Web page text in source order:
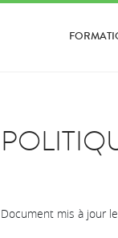
Document mis à jour